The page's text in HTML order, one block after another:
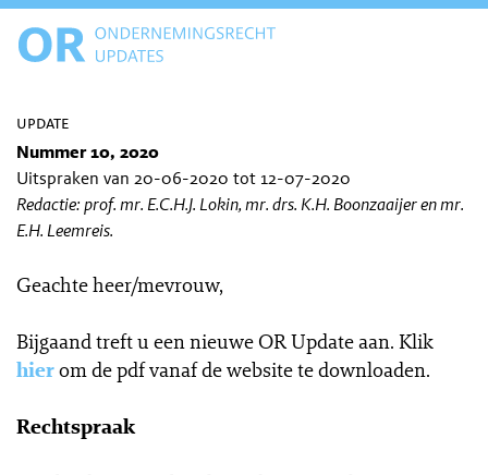
update
Nummer 10, 2020
Uitspraken van 20-06-2020 tot 12-07-2020
Redactie: prof. mr. E.C.H.J. Lokin, mr. drs. K.H. Boonzaaijer en mr.
E.H. Leemreis.
Geachte heer/mevrouw,
Bijgaand treft u een nieuwe OR Update aan. Klik
hierom de pdf vanaf de website te downloaden.
Rechtspraak